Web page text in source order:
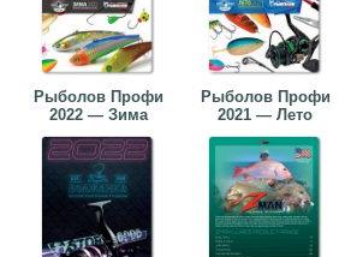
Рыболов Профи
2022 — Зима
Рыболов Профи
2021 — Лето